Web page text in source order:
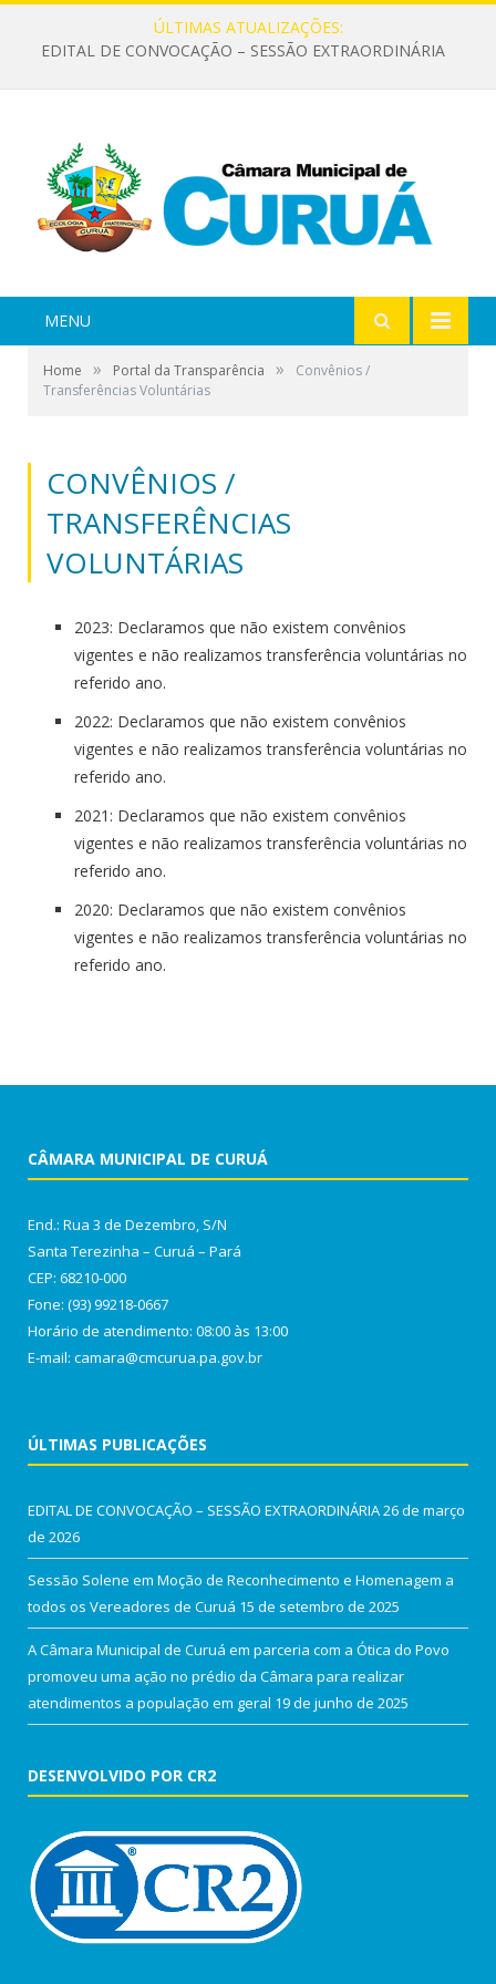
ÚLTIMAS ATUALIZAÇÕES:
EDITAL DE CONVOCAÇÃO – SESSÃO EXTRAORDINÁRIA
MENU
Home » Portal da Transparência »
Convênios /
Transferências Voluntárias
CONVÊNIOS /
TRANSFERÊNCIAS
VOLUNTÁRIAS
2023: Declaramos que não existem convênios
vigentes e não realizamos transferência voluntárias no
referido ano.
2022: Declaramos que não existem convênios
vigentes e não realizamos transferência voluntárias no
referido ano.
2021: Declaramos que não existem convênios
vigentes e não realizamos transferência voluntárias no
referido ano.
2020: Declaramos que não existem convênios
vigentes e não realizamos transferência voluntárias no
referido ano.
CÂMARA MUNICIPAL DE CURUÁ
End.: Rua 3 de Dezembro, S/N
Santa Terezinha – Curuá – Pará
CEP: 68210-000
Fone: (93) 99218-0667
Horário de atendimento: 08:00 às 13:00
E-mail: camara@cmcurua.pa.gov.br
ÚLTIMAS PUBLICAÇÕES
EDITAL DE CONVOCAÇÃO – SESSÃO EXTRAORDINÁRIA26 de março
de 2026
Sessão Solene em Moção de Reconhecimento e Homenagem a
todos os Vereadores de Curuá 15 de setembro de 2025
A Câmara Municipal de Curuá em parceria com a Ótica do Povo
promoveu uma ação no prédio da Câmara para realizar
atendimentos a população em geral 19 de junho de 2025
DESENVOLVIDO POR CR2